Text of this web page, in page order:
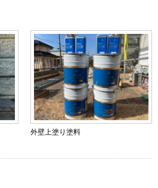
外壁上塗り塗料